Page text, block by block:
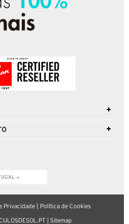
Privacidade Política de Cookies
| Sitemap